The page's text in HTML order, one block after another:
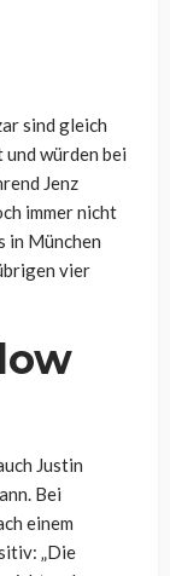
sind gleich
würden bei
Jenz
immer nicht
in München
vier
Justin
Bei
einem
„Die